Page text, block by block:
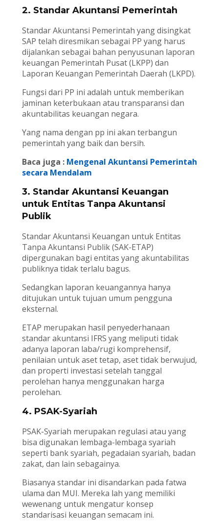
2. Standar Akuntansi Pemerintah
Standar Akuntansi Pemerintah yang disingkat
SAP telah diresmikan sebagai PP yang harus
dijalankan sebagai bahan penyusunan laporan
keuangan Pemerintah Pusat (LKPP) dan
Laporan Keuangan Pemerintah Daerah (LKPD).
Fungsi dari PP ini adalah untuk memberikan
jaminan keterbukaan atau transparansi dan
akuntabilitas keuangan negara.
Yang nama dengan pp ini akan terbangun
pemerintah yang baik dan bersih.
Baca juga : Mengenal Akuntansi Pemerintah
secara Mendalam
3. Standar Akuntansi Keuangan
untuk Entitas Tanpa Akuntansi
Publik
Standar Akuntansi Keuangan untuk Entitas
Tanpa Akuntansi Publik (SAK-ETAP)
dipergunakan bagi entitas yang akuntabilitas
publiknya tidak terlalu bagus.
Sedangkan laporan keuangannya hanya
ditujukan untuk tujuan umum pengguna
eksternal.
ETAP merupakan hasil penyederhanaan
standar akuntansi IFRS yang meliputi tidak
adanya laporan laba/rugi komprehensif,
penilaian untuk aset tetap, aset tidak berwujud,
dan properti investasi setelah tanggal
perolehan hanya menggunakan harga
perolehan.
4. PSAK-Syariah
PSAK-Syariah merupakan regulasi atau yang
bisa digunakan lembaga-lembaga syariah
seperti bank syariah, pegadaian syariah, badan
zakat, dan lain sebagainya.
Biasanya standar ini disandarkan pada fatwa
ulama dan MUI. Mereka lah yang memiliki
wewenang untuk mengatur konsep
standarisasi keuangan semacam ini.